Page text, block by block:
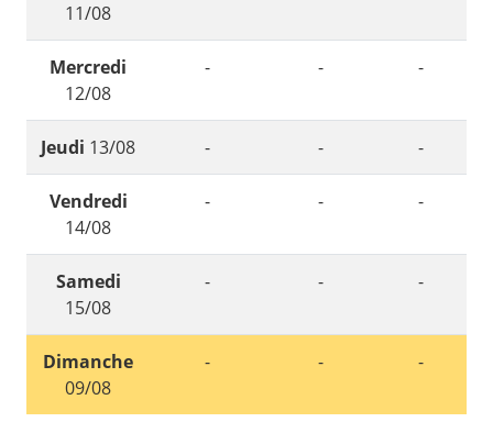
11/08
Mercredi
12/08
- - -
Jeudi 13/08 - - -
Vendredi
14/08
- - -
Samedi
15/08
- - -
Dimanche
09/08
- - -